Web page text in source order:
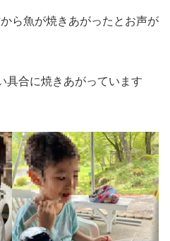
ら魚が焼きあがったとお声が
合に焼きあがっています